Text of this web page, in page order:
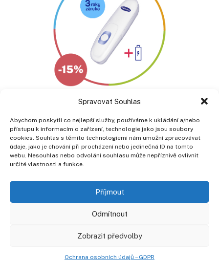
Spravovat Souhlas
Abychom poskytli co nejlepší služby, používáme k ukládání a/nebo
přístupu k informacím o zařízení, technologie jako jsou soubory
cookies. Souhlas s těmito technologiemi nám umožní zpracovávat
údaje, jako je chování při procházení nebo jedinečná ID na tomto
webu. Nesouhlas nebo odvolání souhlasu může nepříznivě ovlivnit
určité vlastnosti a funkce.
Příjmout
Odmítnout
Zobrazit předvolby
Ochrana osobních údajů – GDPR
Poliklinika Prosek a. s.
Lovosická 440/40, 190 00 Praha 9
telefon: +420 266 010 111
Lékárna: +420 266 010 257
Etický kodex zaměstnance
Prohlášení o přístupnosti